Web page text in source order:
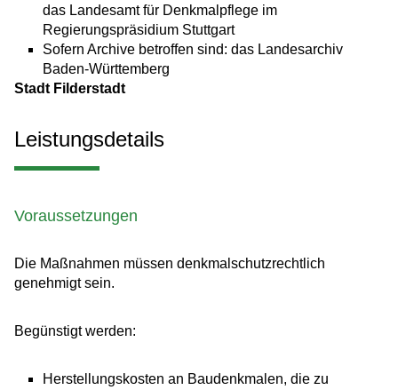
das Landesamt für Denkmalpflege im
Regierungspräsidium Stuttgart
Sofern Archive betroffen sind: das Landesarchiv
Baden-Württemberg
Stadt Filderstadt
Leistungsdetails
Voraussetzungen
Die Maßnahmen müssen denkmalschutzrechtlich
genehmigt sein.
Begünstigt werden:
Herstellungskosten an Baudenkmalen, die zu